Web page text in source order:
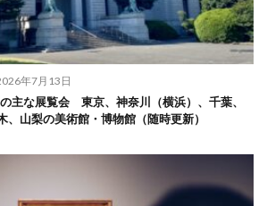
年7月13日
な展覧会 東京、神奈川（横浜）、千葉、
、山梨の美術館・博物館（随時更新）